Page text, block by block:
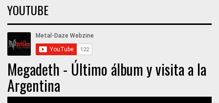
YOUTUBE
Megadeth - Último álbum y visita a la
Argentina